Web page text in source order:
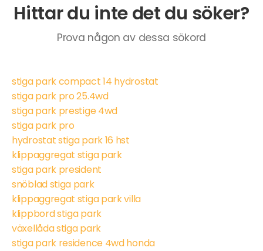
Hittar du inte det du söker?
Prova någon av dessa sökord
stiga park compact 14 hydrostat
stiga park pro 25.4wd
stiga park prestige 4wd
stiga park pro
hydrostat stiga park 16 hst
klippaggregat stiga park
stiga park president
snöblad stiga park
klippaggregat stiga park villa
klippbord stiga park
växellåda stiga park
stiga park residence 4wd honda